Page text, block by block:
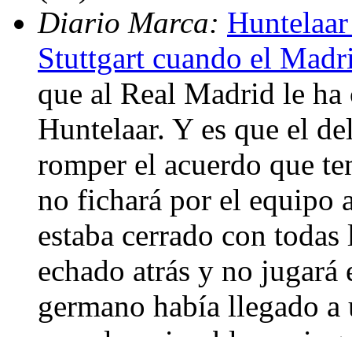
Diario Marca:
Stuttgart cuando el
que al Real Madrid le
Huntelaar. Y es que el
romper el acuerdo que
no fichará por el equipo
estaba cerrado con
echado atrás y no
germano había llegado